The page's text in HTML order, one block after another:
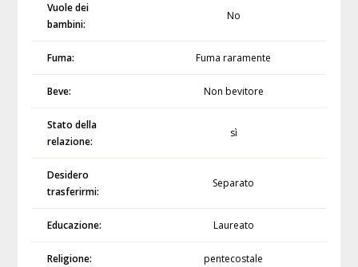
Vuole dei
bambini:
No
Fuma: Fuma raramente
Beve: Non bevitore
Stato della
relazione:
sì
Desidero
trasferirmi:
Separato
Educazione: Laureato
Religione: pentecostale